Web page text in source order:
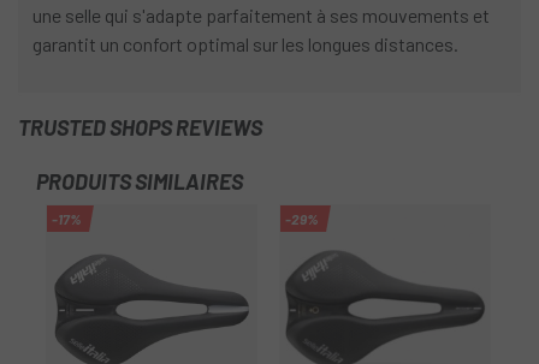
une selle qui s'adapte parfaitement à ses mouvements et
garantit un confort optimal sur les longues distances.
TRUSTED SHOPS REVIEWS
PRODUITS SIMILAIRES
-17% -29%